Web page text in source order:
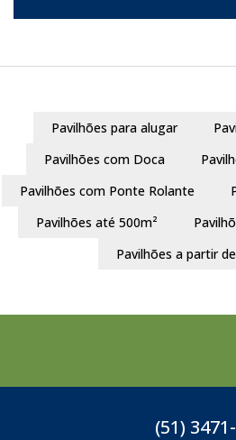
Pavilhões para alugar
Pavilhões com Doca
Pavilhões com Ponte Rolante
Pavilhões até 500m²
Pavilhões a partir
(51)